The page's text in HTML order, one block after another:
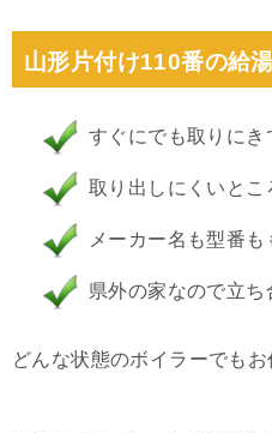
山形片付け110番の給
すぐにでも取りにき
取り出しにくいと
メーカー名も型番
県外の家なので立
どんな状態のボイラーでも